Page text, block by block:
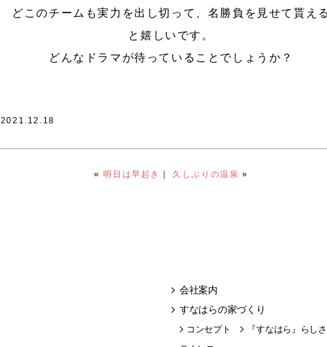
どこのチームも実力を出し切って、名勝負を見せて貰え
と嬉しいです。
どんなドラマが待っていることでしょうか？
2021.12.18
«明日は早起き ｜ 久しぶりの温泉 »
会社案内
すなはらの家づくり
コンセプト
『すなはら』らしさ